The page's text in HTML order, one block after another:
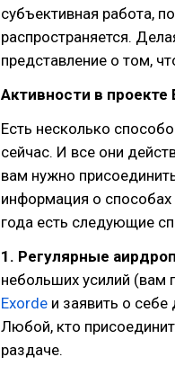
субъективная работа,
распространяется.
представление о том,
Активности в проекте
Есть несколько
сейчас. И все они
вам нужно
информация о способах
года есть следующие
1. Регулярные
небольших усилий
Exorde и заявить о
Любой, кто
раздаче.